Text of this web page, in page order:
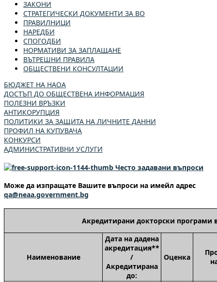
ЗАКОНИ
СТРАТЕГИЧЕСКИ ДОКУМЕНТИ ЗА ВО
ПРАВИЛНИЦИ
НАРЕДБИ
СПОГОДБИ
НОРМАТИВИ ЗА ЗАПЛАЩАНЕ
ВЪТРЕШНИ ПРАВИЛА
ОБЩЕСТВЕНИ КОНСУЛТАЦИИ
БЮДЖЕТ НА НАОА
ДОСТЪП ДО ОБЩЕСТВЕНА ИНФОРМАЦИЯ
ПОЛЕЗНИ ВРЪЗКИ
АНТИКОРУПЦИЯ
ПОЛИТИКИ ЗА ЗАЩИТА НА ЛИЧНИТЕ ДАННИ
ПРОФИЛ НА КУПУВАЧА
КОНКУРСИ
АДМИНИСТРАТИВНИ УСЛУГИ
Често задавани въпроси
Може да изпращате Вашите въпроси на имейл адрес
qa@neaa.government.bg
Акредитирани докторски програми
Наименование
Дата на дадена
акредитация**
/
Акредитирана
до:
Оценка